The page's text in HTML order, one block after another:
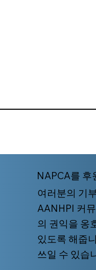
NAPCA를 후
여러분의 기
AANHPI 커
의 권익을 옹
있도록 해줍
쓰일 수 있습